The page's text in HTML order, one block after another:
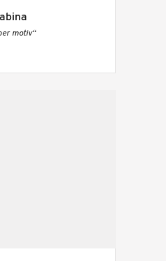
motiv“